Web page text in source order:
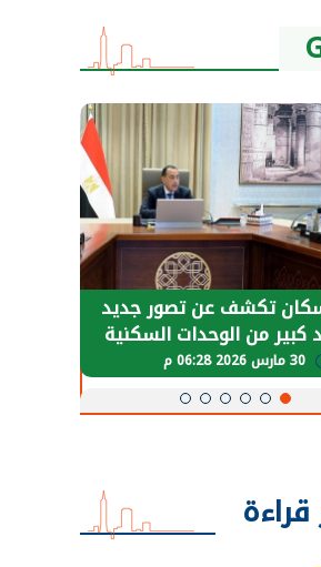
تكشف عن تصور جديد
كبير من الوحدات السكنية
بنظام الإيجار
قراءة